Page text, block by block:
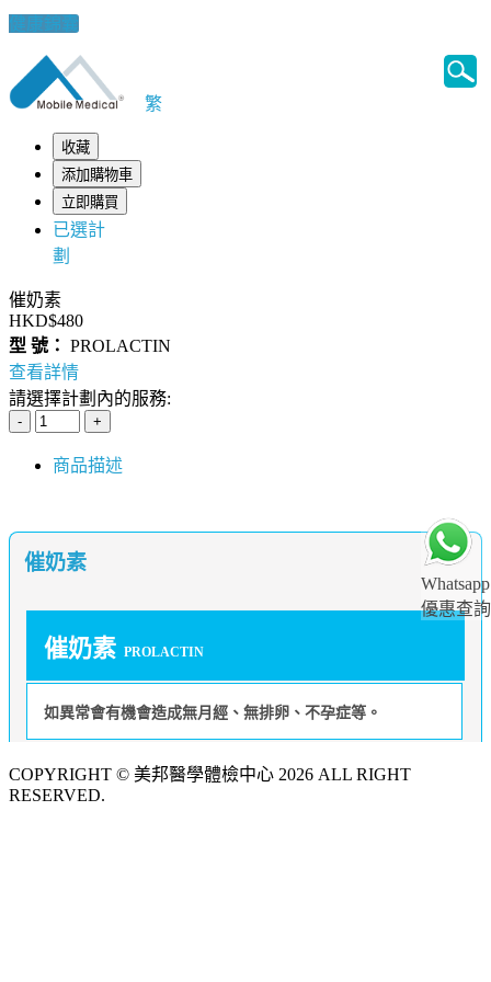
健康錦囊
Whatsapp
優惠查詢
繁
收藏
添加購物車
立即購買
已選計
劃
催奶素
HKD$480
型 號： PROLACTIN
查看詳情
請選擇計劃內的服務:
商品描述
催奶素
催奶素 PROLACTIN
如異常會有機會造成無月經、無排卵、不孕症等。
COPYRIGHT © 美邦醫學體檢中心 2026 ALL RIGHT
RESERVED.